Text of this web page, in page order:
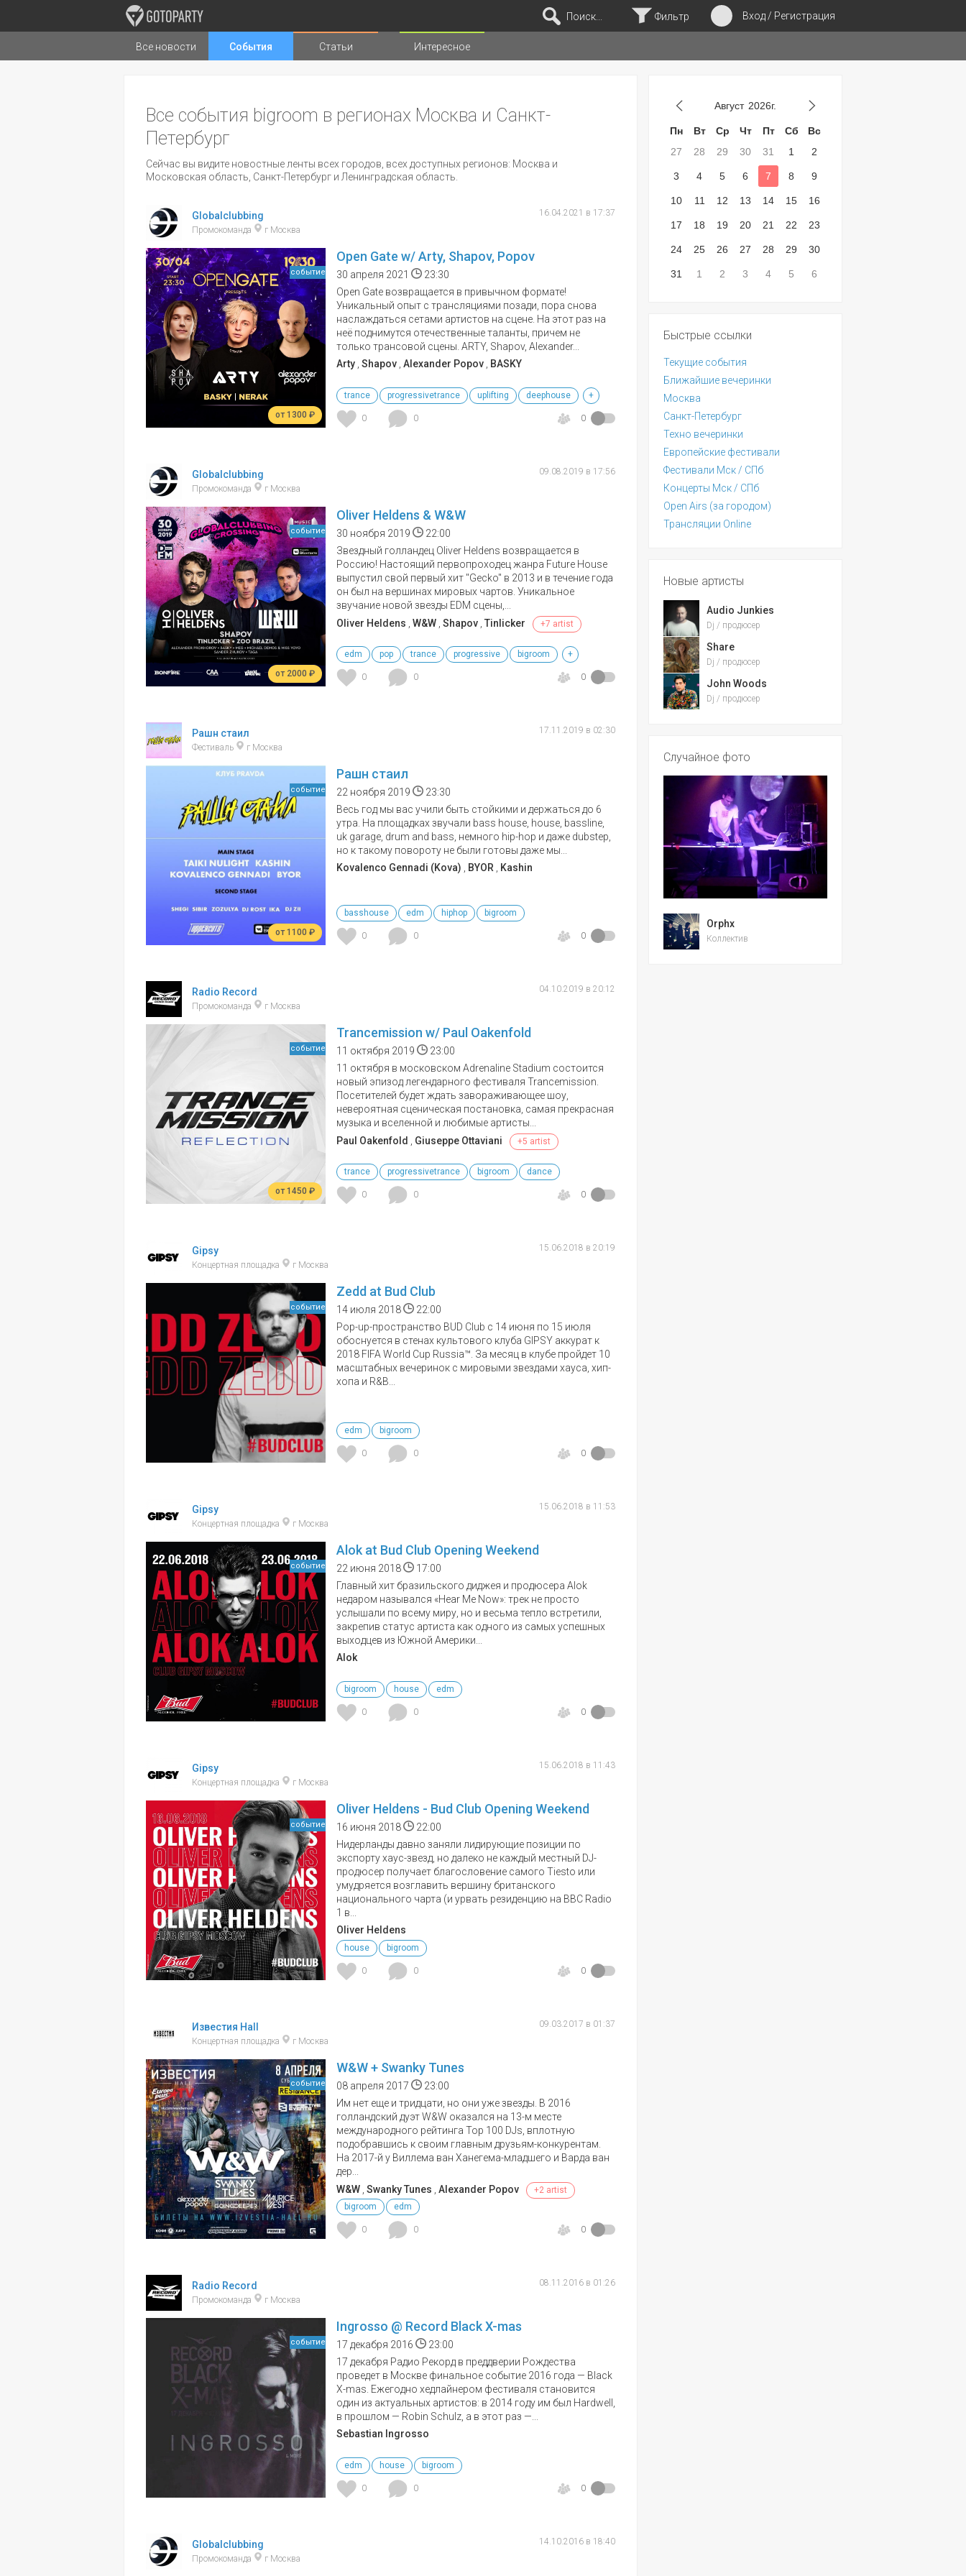
Вход / Регистрация
Фильтр
Поиск...
Города Музыка Типы страниц
Все новости События Статьи Интересное
Все события bigroom в регионах Москва и Санкт-
Петербург
Сейчас вы видите новостные ленты всех городов, всех доступных регионов: Москва и
Московская область, Санкт-Петербург и Ленинградская область.
16.04.2021 в 17:37
Globalclubbing
Промокоманда г Москва
от 1300 ₽
событие
Open Gate w/ Arty, Shapov, Popov
30 апреля 2021
23:30
Open Gate возвращается в привычном формате!
Уникальный опыт с трансляциями позади, пора снова
наслаждаться сетами артистов на сцене. На этот раз на
неё поднимутся отечественные таланты, причем не
только трансовой сцены. ARTY, Shapov, Alexander...
Arty Shapov Alexander Popov BASKY
trance progressivetrance uplifting deephouse +
0 0 0
09.08.2019 в 17:56
Globalclubbing
Промокоманда г Москва
от 2000 ₽
событие
Oliver Heldens & W&W
30 ноября 2019
22:00
Звездный голландец Oliver Heldens возвращается в
Россию! Настоящий первопроходец жанра Future House
выпустил свой первый хит "Gecko" в 2013 и в течение года
он был на вершинах мировых чартов. Уникальное
звучание новой звезды EDM сцены,...
Oliver Heldens
W&W Shapov Tinlicker +7 artist
edm pop trance progressive bigroom +
0 0 0
17.11.2019 в 02:30
Рашн стаил
Фестиваль г Москва
от 1100 ₽
событие
Рашн стаил
22 ноября 2019
23:30
Весь год мы вас учили быть стойкими и держаться до 6
утра. На площадках звучали bass house, house, bassline,
uk garage, drum and bass, немного hip-hop и даже dubstep,
но к такому повороту не были готовы даже мы...
Kovalenco Gennadi (Kova)
BYOR Kashin
basshouse edm hiphop bigroom
0 0 0
04.10.2019 в 20:12
Radio Record
Промокоманда г Москва
от 1450 ₽
событие
Trancemission w/ Paul Oakenfold
11 октября 2019
23:00
11 октября в московском Adrenaline Stadium состоится
новый эпизод легендарного фестиваля Trancemission.
Посетителей будет ждать завораживающее шоу,
невероятная сценическая постановка, самая прекрасная
музыка и вселенной и любимые артисты...
Paul Oakenfold
Giuseppe Ottaviani +5 artist
trance progressivetrance bigroom dance
0 0 0
15.06.2018 в 20:19
Gipsy
Концертная площадка г Москва
событие
Zedd at Bud Club
14 июля 2018
22:00
Pop-up-пространство BUD Club с 14 июня по 15 июля
обоснуется в стенах культового клуба GIPSY аккурат к
2018 FIFA World Cup Russia™. За месяц в клубе пройдет 10
масштабных вечеринок с мировыми звездами хауса, хип-
хопа и R&B...
edm bigroom
0 0 0
15.06.2018 в 11:53
Gipsy
Концертная площадка г Москва
событие
Alok at Bud Club Opening Weekend
22 июня 2018
17:00
Главный хит бразильского диджея и продюсера Alok
недаром назывался «Hear Me Now»: трек не просто
услышали по всему миру, но и весьма тепло встретили,
закрепив статус артиста как одного из самых успешных
выходцев из Южной Америки...
Alok
bigroom house edm
0 0 0
15.06.2018 в 11:43
Gipsy
Концертная площадка г Москва
событие
Oliver Heldens - Bud Club Opening Weekend
16 июня 2018
22:00
Нидерланды давно заняли лидирующие позиции по
экспорту хаус-звезд, но далеко не каждый местный DJ-
продюсер получает благословение самого Tiesto или
умудряется возглавить вершину британского
национального чарта (и урвать резиденцию на BBC Radio
1 в...
Oliver Heldens
house bigroom
0 0 0
09.03.2017 в 01:37
Известия Hall
Концертная площадка г Москва
событие
W&W + Swanky Tunes
08 апреля 2017
23:00
Им нет еще и тридцати, но они уже звезды. В 2016
голландский дуэт W&W оказался на 13-м месте
международного рейтинга Top 100 DJs, вплотную
подобравшись к своим главным друзьям-конкурентам.
На 2017-й у Виллема ван Ханегема-младшего и Варда ван
дер...
W&W Swanky Tunes Alexander Popov
+2 artist
bigroom
edm
0 0 0
08.11.2016 в 01:26
Radio Record
Промокоманда г Москва
событие
Ingrosso @ Record Black X-mas
17 декабря 2016
23:00
17 декабря Радио Рекорд в преддверии Рождества
проведет в Москве финальное событие 2016 года — Black
X-mas. Ежегодно хедлайнером фестиваля становится
один из актуальных артистов: в 2014 году им был Hardwell,
в прошлом — Robin Schulz, а в этот раз —...
Sebastian Ingrosso
edm house bigroom
0 0 0
14.10.2016 в 18:40
Globalclubbing
Промокоманда г Москва
Август 2026г.
Пн Вт Ср Чт Пт Сб
Вс
27
28 29 30 31 1 2
3 4 5 6 7 8 9
10 11 12 13 14 15 16
17 18 19 20 21 22 23
24 25 26 27 28 29 30
31 1 2 3 4 5 6
Быстрые ссылки
Текущие события
Ближайшие вечеринки
Москва
Санкт-Петербург
Техно вечеринки
Европейские фестивали
Фестивали Мск / СПб
Концерты Мск / СПб
Open Airs (за городом)
Трансляции Online
Новые артисты
Audio Junkies
Dj / продюсер
Share
Dj / продюсер
John Woods
Dj / продюсер
Случайное фото
Orphx
Коллектив